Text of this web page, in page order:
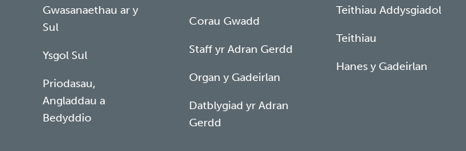
Gwasanaethau ar y
Sul
Ysgol Sul
Priodasau,
Angladdau a
Bedyddio
Corau Gwadd
Staff yr Adran Gerdd
Organ y Gadeirlan
Datblygiad yr Adran
Gerdd
Teithiau Addysgiadol
Teithiau
Hanes y Gadeirlan